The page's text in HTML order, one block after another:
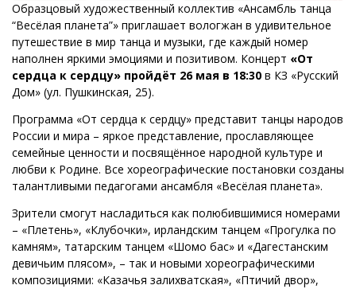
Образцовый художественный коллектив «Ансамбль танца
“Весёлая планета”» приглашает вологжан в удивительное
путешествие в мир танца и музыки, где каждый номер
наполнен яркими эмоциями и позитивом. Концерт «От
сердца к сердцу» пройдёт 26 мая в 18:30 в КЗ «Русский
Дом» (ул. Пушкинская, 25).
Программа «От сердца к сердцу» представит танцы народов
России и мира – яркое представление, прославляющее
семейные ценности и посвящённое народной культуре и
любви к Родине. Все хореографические постановки созданы
талантливыми педагогами ансамбля «Весёлая планета».
Зрители смогут насладиться как полюбившимися номерами
– «Плетень», «Клубочки», ирландским танцем «Прогулка по
камням», татарским танцем «Шомо бас» и «Дагестанским
девичьим плясом», – так и новыми хореографическими
композициями: «Казачья залихватская», «Птичий двор»,